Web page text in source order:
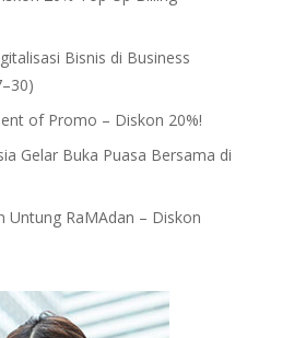
Bisnis di Business
of Promo – Diskon 20%!
Gelar Buka Puasa Bersama di
Untung RaMAdan – Diskon